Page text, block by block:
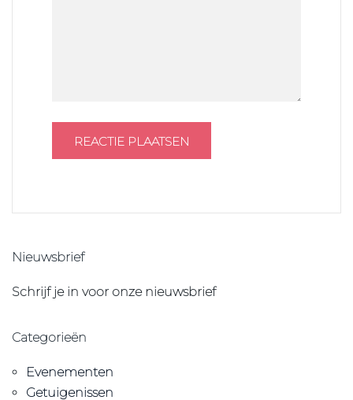
Nieuwsbrief
Schrijf je in voor onze nieuwsbrief
Categorieën
Evenementen
Getuigenissen